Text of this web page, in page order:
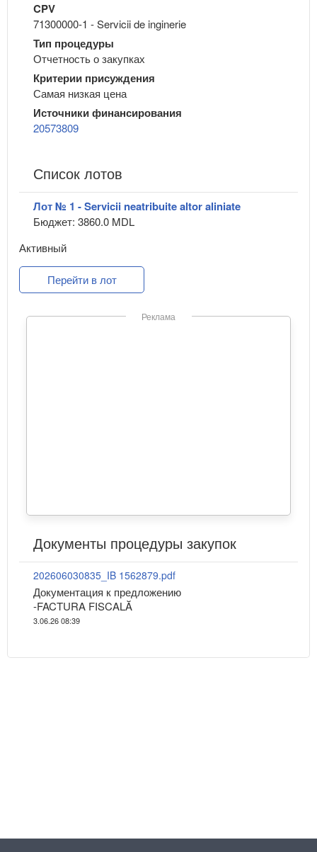
CPV
71300000-1 - Servicii de inginerie
Тип процедуры
Отчетность о закупках
Критерии присуждения
Самая низкая цена
Источники финансирования
20573809
Список лотов
Лот № 1 - Servicii neatribuite altor aliniate
Бюджет: 3860.0 MDL
Активный
Перейти в лот
Реклама
Документы процедуры закупок
202606030835_IB 1562879.pdf
Документация к предложению
-FACTURA FISCALĂ
3.06.26 08:39